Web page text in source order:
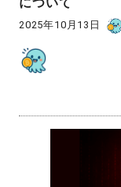
2025年10月13日